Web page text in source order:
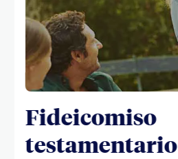
Fideicomiso
testamentario